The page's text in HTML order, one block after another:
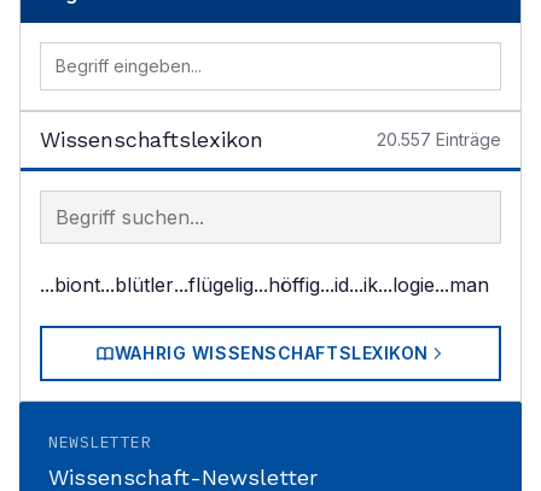
Wissenschaftslexikon 20.557 Einträge
Begriff im Lexikon suchen
...biont...blütler...flügelig...höffig...id...ik...logie...man
WAHRIG WISSENSCHAFTSLEXIKON
NEWSLETTER
Wissenschaft-Newsletter